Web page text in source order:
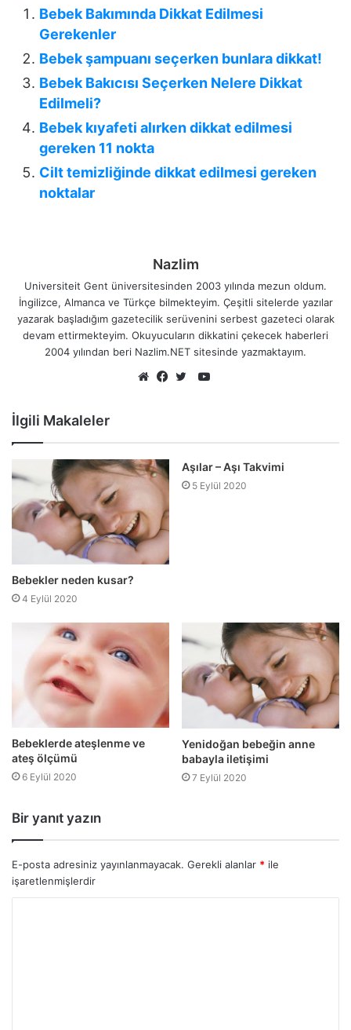
Bebek Bakımında Dikkat Edilmesi
Gerekenler
Bebek şampuanı seçerken bunlara dikkat!
Bebek Bakıcısı Seçerken Nelere Dikkat
Edilmeli?
Bebek kıyafeti alırken dikkat edilmesi
gereken 11 nokta
Cilt temizliğinde dikkat edilmesi gereken
noktalar
Nazlim
Universiteit Gent üniversitesinden 2003 yılında mezun oldum.
İngilizce, Almanca ve Türkçe bilmekteyim. Çeşitli sitelerde yazılar
yazarak başladığım gazetecilik serüvenini serbest gazeteci olarak
devam ettirmekteyim. Okuyucuların dikkatini çekecek haberleri
2004 yılından beri Nazlim.NET sitesinde yazmaktayım.
YouTube
İlgili Makaleler
Bebekler neden kusar?
4 Eylül 2020
Aşılar – Aşı Takvimi
5 Eylül 2020
Bebeklerde ateşlenme ve
ateş ölçümü
6 Eylül 2020
Yenidoğan bebeğin anne
babayla iletişimi
7 Eylül 2020
Bir yanıt yazın
E-posta adresiniz yayınlanmayacak. Gerekli alanlar * ile
işaretlenmişlerdir